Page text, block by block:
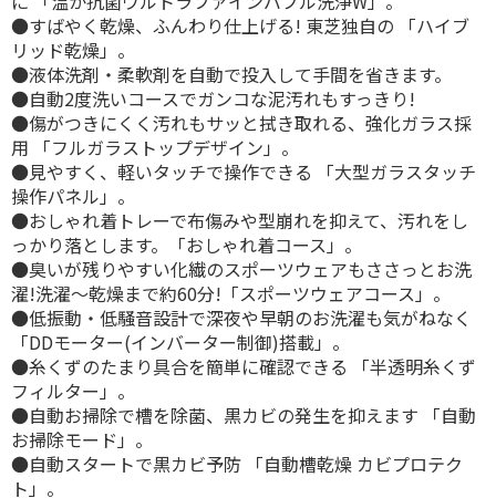
●すばやく乾燥、ふんわり仕上げる! 東芝独自の 「ハイブ
リッド乾燥」。
●液体洗剤・柔軟剤を自動で投入して手間を省きます。
●自動2度洗いコースでガンコな泥汚れもすっきり!
●傷がつきにくく汚れもサッと拭き取れる、強化ガラス採
用 「フルガラストップデザイン」。
●見やすく、軽いタッチで操作できる 「大型ガラスタッチ
操作パネル」。
●おしゃれ着トレーで布傷みや型崩れを抑えて、汚れをし
っかり落とします。「おしゃれ着コース」。
●臭いが残りやすい化繊のスポーツウェアもささっとお洗
濯!洗濯〜乾燥まで約60分!「スポーツウェアコース」。
●低振動・低騒音設計で深夜や早朝のお洗濯も気がねなく
「DDモーター(インバーター制御)搭載」。
●糸くずのたまり具合を簡単に確認できる 「半透明糸くず
フィルター」。
●自動お掃除で槽を除菌、黒カビの発生を抑えます 「自動
お掃除モード」。
●自動スタートで黒カビ予防 「自動槽乾燥 カビプロテク
ト」。